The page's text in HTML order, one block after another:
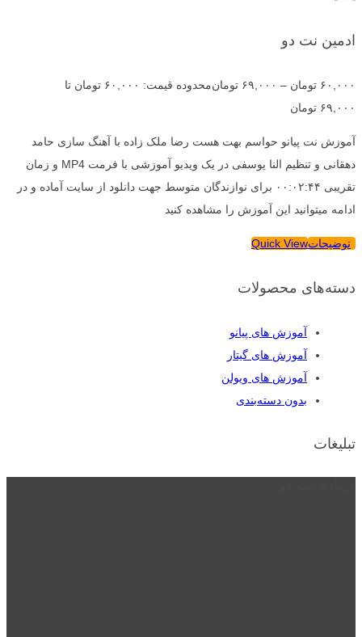
ادمین نت دو
۶۰,۰۰۰ تومان – ۶۹,۰۰۰ تومان
محدوده قیمت: ۶۰,۰۰۰ تومان تا
۶۹,۰۰۰ تومان
آموزش نت پیانو حواسم بهت هست رضا ملک زاده با آهنگ سازی حامد
دهقانی و تنظیم النا یوسفی در یک ویدیو آموزشی با فرمت MP4 و زمان
تقریبی ۰۰:۰۲:۴۴ برای نوازندگان متوسط جهت دانلود از سایت آماده و در
ادامه میتوانید این آموزش را مشاهده کنید
توضیحاتQuick View
دسته‌های محصولات
آموزش های پیانو
آموزش های گیتار
آموزش های ویولن
بدون دسته‌بندی
تبلیغات